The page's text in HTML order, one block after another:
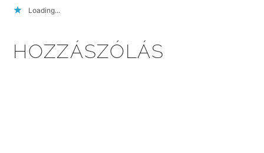
Loading...
HOZZÁSZÓLÁS